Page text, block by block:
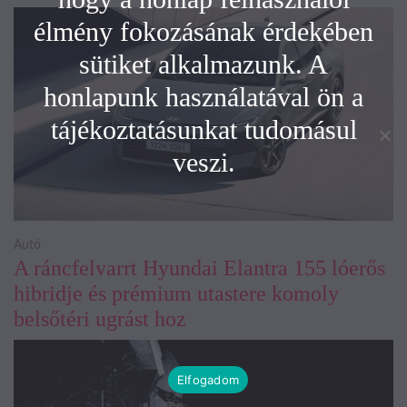
A ráncfelvarrt Hyundai Elantra 155 lóerős
hibridje és prémium utastere komoly
belsőtéri ugrást hoz
Autó
élmény fokozásának érdekében
sütiket alkalmazunk. A
honlapunk használatával ön a
tájékoztatásunkat tudomásul
veszi.
Elfogadom